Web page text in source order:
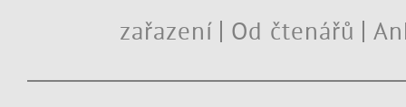
zařazení
Od čtenářů